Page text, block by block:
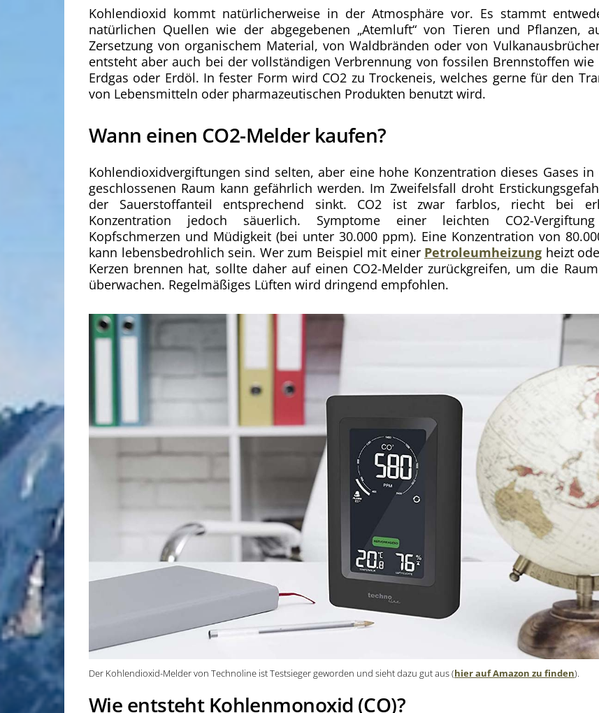
Kohlendioxid kommt natürlicherweise in der Atmosphäre vor. Es stammt
natürlichen Quellen wie der abgegebenen „Atemluft“ von Tieren und Pflanzen,
Zersetzung von organischem Material, von Waldbränden oder von
entsteht aber auch bei der vollständigen Verbrennung von fossilen Brennstoffen wie
Erdgas oder Erdöl. In fester Form wird CO2 zu Trockeneis, welches gerne für den
von Lebensmitteln oder pharmazeutischen Produkten benutzt wird.
Wann einen CO2-Melder kaufen?
Kohlendioxidvergiftungen sind selten, aber eine hohe Konzentration dieses Gases in
geschlossenen Raum kann gefährlich werden. Im Zweifelsfall droht
der Sauerstoffanteil entsprechend sinkt. CO2 ist zwar farblos, riecht bei
Konzentration jedoch säuerlich. Symptome einer leichten CO2-
Kopfschmerzen und Müdigkeit (bei unter 30.000 ppm). Eine Konzentration von
kann lebensbedrohlich sein. Wer zum Beispiel mit einer Petroleumheizung heizt
Kerzen brennen hat, sollte daher auf einen CO2-Melder zurückgreifen, um die
überwachen. Regelmäßiges Lüften wird dringend empfohlen.
Der Kohlendioxid-Melder von Technoline ist Testsieger geworden und sieht dazu gut aus (hier auf Amazon zu finden).
Wie entsteht Kohlenmonoxid (CO)?